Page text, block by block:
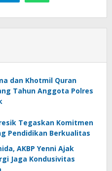
dan Khotmil Quran
Tahun Anggota Polres
Tegaskan Komitmen
Pendidikan Berkualitas
AKBP Yenni Ajak
Jaga Kondusivitas